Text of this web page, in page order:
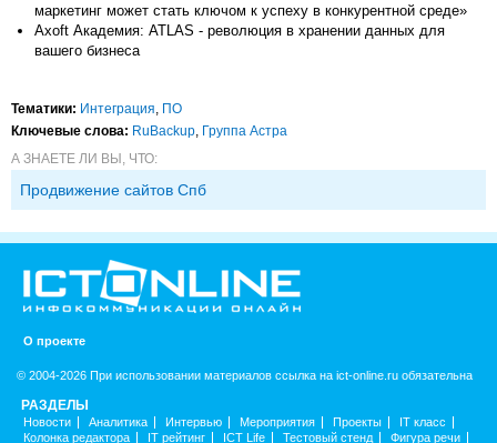
маркетинг может стать ключом к успеху в конкурентной среде»
Axoft Академия: ATLAS - революция в хранении данных для
вашего бизнеса
Тематики: Интеграция, ПО
Ключевые слова: RuBackup, Группа Астра
А ЗНАЕТЕ ЛИ ВЫ, ЧТО:
Продвижение сайтов Спб
О проекте
© 2004-2026 При использовании материалов ссылка на ict-online.ru обязательна
РАЗДЕЛЫ
Новости Аналитика Интервью Мероприятия Проекты
IT класс
Колонка редактора
IT рейтинг ICT Life Тестовый стенд Фигура речи